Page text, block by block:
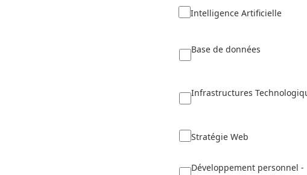
Intelligence Artificielle
Base de données
Infrastructures
Stratégie Web
Développement personnel -